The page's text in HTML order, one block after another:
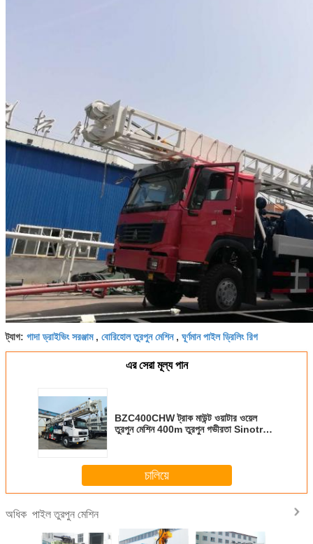
ট্যাগ: গাদা ড্রাইভিং সরঞ্জাম, বোরিহোল তুরপুন মেশিন, ঘূর্ণমান পাইল ড্রিলিং রিগ
এর সেরা মূল্য পান
BZC400CHW ট্রাক মাউন্ট ওয়াটার ওয়েল
তুরপুন মেশিন 400m তুরপুন গভীরতা Sinotruk
চালিয়ে
অধিক পাইল তুরপুন মেশিন